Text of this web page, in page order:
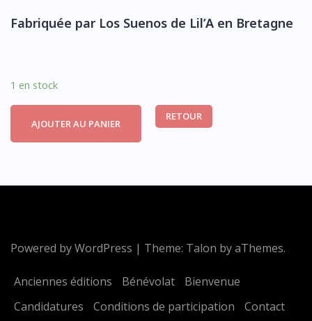
Fabriquée par Los Suenos de Lil’A en Bretagne
1 en stock
AJOUTER AU PANIER
RETOUR
Powered by WordPress | Theme: Talon by aThemes.
Anciennes éditions Bénévolat
Bienvenue
Candidatures
Conditions de participation Contact